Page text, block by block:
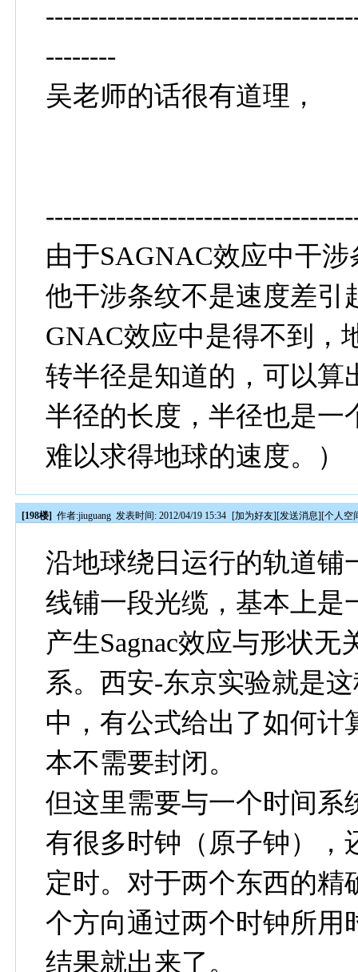
--------
吴老师的话很有道理，
由于SAGNAC效应中干
他干涉条纹不是速度差引
GNAC效应中是得不到，
转半径是知道的，可以算
半径的长度，半径也是一
难以求得地球的速度。）
[198楼] 作者:jiuguang 发表时间: 2012/04/19 15:34 [加为好友][发送消息][个人空
沿地球绕日运行的轨道铺
线铺一段光缆，基本上是
产生Sagnac效应与形状
系。西安-东京实验就是
中，有公式给出了如何计
本不需要封闭。
但这里需要与一个时间系
有很多时钟（原子钟），
定时。对于两个东西的精
个方向通过两个时钟所用
结果就出来了。